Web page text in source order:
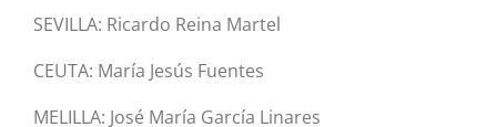
SEVILLA: Ricardo Reina Martel
CEUTA: María Jesús Fuentes
MELILLA: José María García Linares